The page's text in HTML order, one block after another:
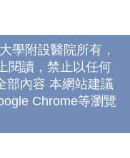
學附設醫院所有，
閱讀，禁止以任何
部內容 本網站建議
Chrome等瀏覽